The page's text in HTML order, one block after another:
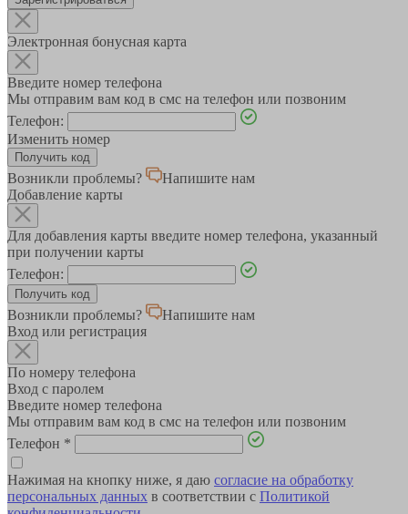
Электронная бонусная карта
Введите номер телефона
Мы отправим вам код в смс на телефон или позвоним
Телефон:
Изменить номер
Возникли проблемы?
Напишите нам
Добавление карты
Для добавления карты введите номер телефона, указанный
при получении карты
Телефон:
Возникли проблемы?
Напишите нам
Вход или регистрация
По номеру телефона
Вход с паролем
Введите номер телефона
Мы отправим вам код в смс на телефон или позвоним
Телефон *
Нажимая на кнопку ниже, я даю согласие на обработку
персональных данных в соответствии с Политикой